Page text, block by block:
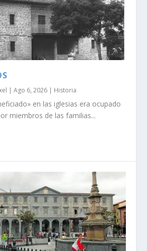
|Ago 6, 2026 | Historia
en las iglesias era ocupado
miembros de las familias...